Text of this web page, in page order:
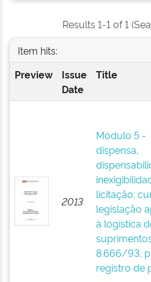
Results 1-1 of 1
Item hits:
Preview
Issue
Date
Title
2013
Módulo 5 -
dispensa,
licitação:
legislação
à logística
8.666/93,
registro de